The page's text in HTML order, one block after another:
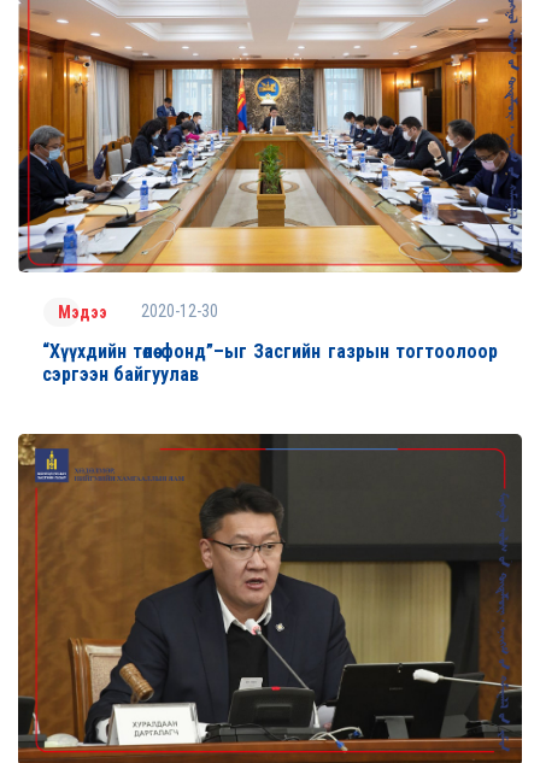
Мэдээ 2020-12-30
“Хүүхдийн төлөө фонд”–ыг Засгийн газрын тогтоолоор
сэргээн байгуулав